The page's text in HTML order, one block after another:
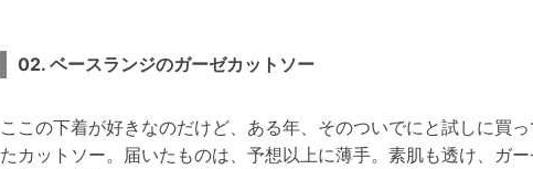
02. ベースランジのガーゼカットソー
ここの下着が好きなのだけど、ある年、そのついでにと試しに買っ
たカットソー。届いたものは、予想以上に薄手。素肌も透け、ガ